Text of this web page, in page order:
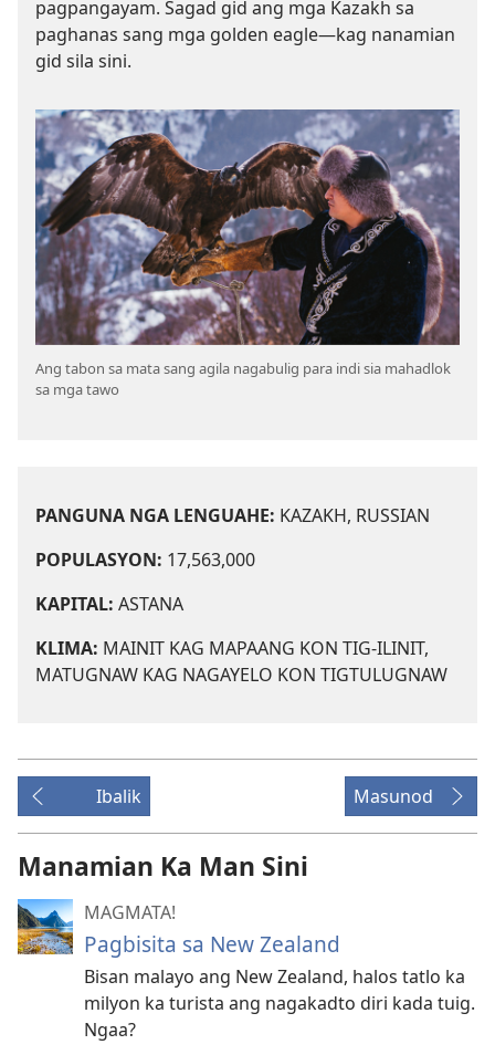
pagpangayam. Sagad gid ang mga Kazakh sa
paghanas sang mga golden eagle—kag nanamian
gid sila sini.
Ang tabon sa mata sang agila nagabulig para indi sia mahadlok
sa mga tawo
PANGUNA NGA LENGUAHE: KAZAKH, RUSSIAN
POPULASYON: 17,563,000
KAPITAL: ASTANA
KLIMA: MAINIT KAG MAPAANG KON TIG-ILINIT,
MATUGNAW KAG NAGAYELO KON TIGTULUGNAW
Ibalik Masunod
Manamian Ka Man Sini
MAGMATA!
Pagbisita sa New Zealand
Bisan malayo ang New Zealand, halos tatlo ka
milyon ka turista ang nagakadto diri kada tuig.
Ngaa?